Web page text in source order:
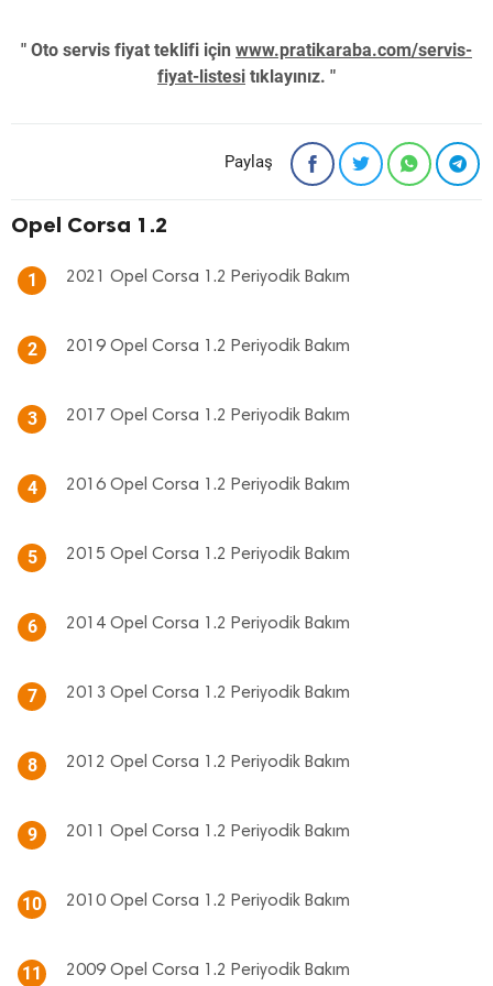
" Oto servis fiyat teklifi için www.pratikaraba.com/servis-
fiyat-listesi tıklayınız. "
Paylaş
Opel Corsa 1.2
1 2021 Opel Corsa 1.2 Periyodik Bakım
2 2019 Opel Corsa 1.2 Periyodik Bakım
3 2017 Opel Corsa 1.2 Periyodik Bakım
4 2016 Opel Corsa 1.2 Periyodik Bakım
5 2015 Opel Corsa 1.2 Periyodik Bakım
6 2014 Opel Corsa 1.2 Periyodik Bakım
7 2013 Opel Corsa 1.2 Periyodik Bakım
8 2012 Opel Corsa 1.2 Periyodik Bakım
9 2011 Opel Corsa 1.2 Periyodik Bakım
10 2010 Opel Corsa 1.2 Periyodik Bakım
11 2009 Opel Corsa 1.2 Periyodik Bakım